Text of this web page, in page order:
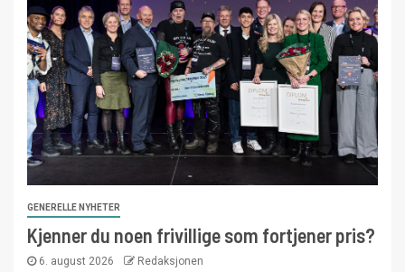
GENERELLE NYHETER
Kjenner du noen frivillige som fortjener pris?
6. august 2026 Redaksjonen